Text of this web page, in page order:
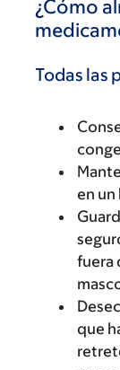
¿Cómo
Todas las
en un
fuera
que